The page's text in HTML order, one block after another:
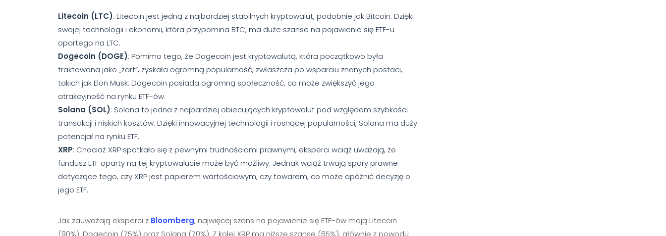
Litecoin (LTC): Litecoin jest jedną z najbardziej stabilnych kryptowalut, podobnie jak Bitcoin. Dzięki
swojej technologii i ekonomii, która przypomina BTC, ma duże szanse na pojawienie się ETF-u
opartego na LTC.
Dogecoin (DOGE): Pomimo tego, że Dogecoin jest kryptowalutą, która początkowo była
traktowana jako „żart”, zyskała ogromną popularność, zwłaszcza po wsparciu znanych postaci,
takich jak Elon Musk. Dogecoin posiada ogromną społeczność, co może zwiększyć jego
atrakcyjność na rynku ETF-ów.
Solana (SOL): Solana to jedna z najbardziej obiecujących kryptowalut pod względem szybkości
transakcji i niskich kosztów. Dzięki innowacyjnej technologii i rosnącej popularności, Solana ma duży
potencjał na rynku ETF.
XRP: Chociaż XRP spotkało się z pewnymi trudnościami prawnymi, eksperci wciąż uważają, że
fundusz ETF oparty na tej kryptowalucie może być możliwy. Jednak wciąż trwają spory prawne
dotyczące tego, czy XRP jest papierem wartościowym, czy towarem, co może opóźnić decyzję o
jego ETF.
Jak zauważają eksperci z Bloomberg, najwięcej szans na pojawienie się ETF-ów mają Litecoin
(90%), Dogecoin (75%) oraz Solana (70%). Z kolei XRP ma niższe szanse (65%), głównie z powodu